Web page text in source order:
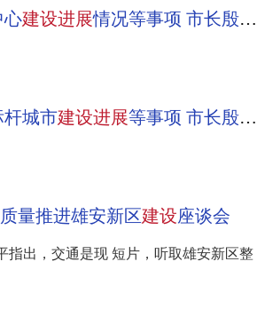
心建设进展情况等事项 市长殷勇主持会议
杆城市建设进展等事项 市长殷勇主持会议
量推进雄安新区建设座谈会
指出，交通是现 短片，听取雄安新区整